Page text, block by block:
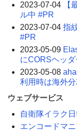
2023-07-04
【
ル中 #PR
2023-07-04 指
#PR
2023-05-09
にCORSヘッ
2023-05-08
利用時は海外
ウェブサービス
自衛隊イラク
エンコードマ